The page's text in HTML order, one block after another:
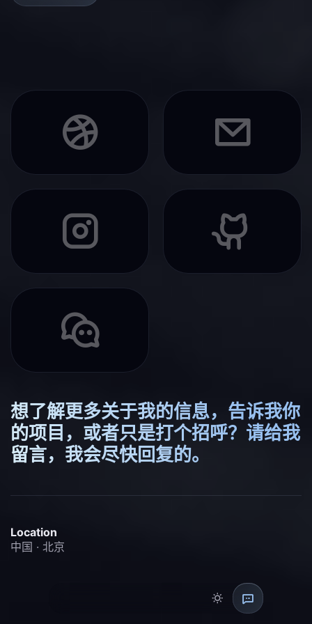
想了解更多关于我的信息，告诉我你
的项目，或者只是打个招呼？请给我
留言，我会尽快回复的。
Location
中国 · 北京